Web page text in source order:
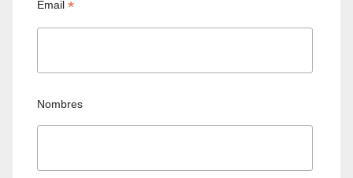
Email*
Nombres